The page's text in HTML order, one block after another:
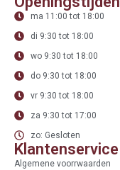
ma 11:00 tot 18:00
di 9:30 tot 18:00
wo 9:30 tot 18:00
do 9:30 tot 18:00
vr 9:30 tot 18:00
za 9:30 tot 17:00
zo: Gesloten
Klantenservice
Algemene voorrwaarden